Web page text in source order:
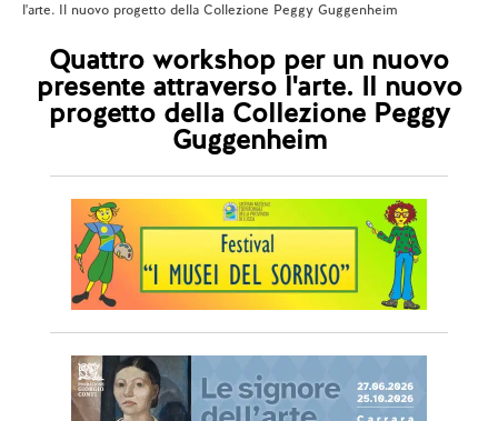
l'arte. Il nuovo progetto della Collezione Peggy Guggenheim
Quattro workshop per un nuovo
presente attraverso l'arte. Il nuovo
progetto della Collezione Peggy
Guggenheim